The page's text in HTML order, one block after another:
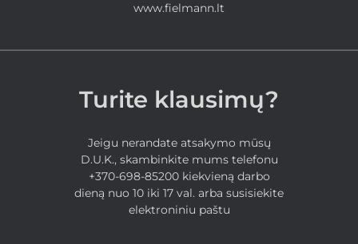
www.fielmann.lt
Turite klausimų?
Jeigu nerandate atsakymo mūsų
D.U.K., skambinkite mums telefonu
+370-698-85200 kiekvieną darbo
dieną nuo 10 iki 17 val. arba susisiekite
elektroniniu paštu